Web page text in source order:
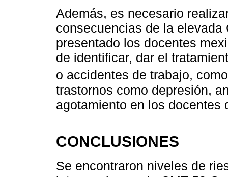
Además, es necesario
consecuencias de la
presentado los docentes
de identificar, dar el
o accidentes de trabajo,
trastornos como depresión,
agotamiento en los docentes
CONCLUSIONES
Se encontraron niveles de